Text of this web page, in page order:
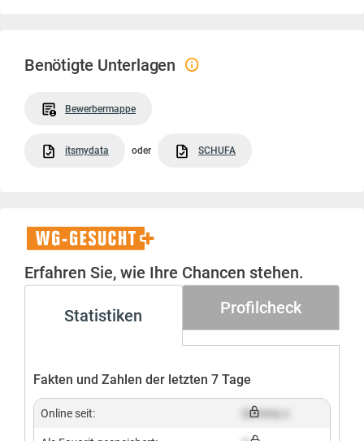
Benötigte Unterlagen
Bewerbermappe
itsmydata oder SCHUFA
WG-
Gesucht+
Erfahren Sie, wie Ihre Chancen stehen.
Statistiken Profilcheck
Fakten und Zahlen der letzten 7 Tage
Online seit: Dummy x